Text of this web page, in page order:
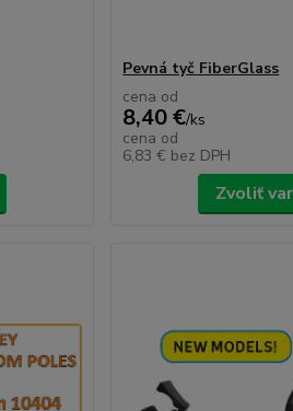
Pevná tyč FiberGlass
cena od
8,40 €/ks
cena od
6,83 € bez DPH
Zvoliť